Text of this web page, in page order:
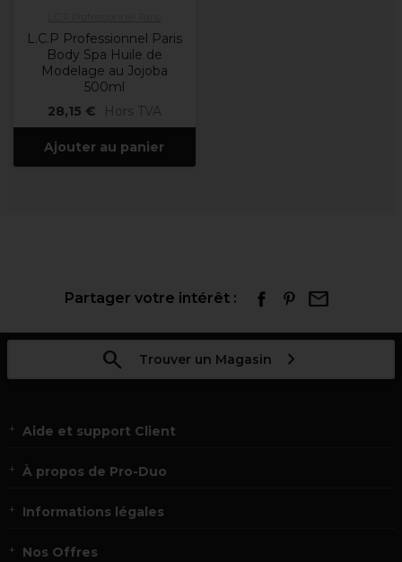
L.C.P Professionnel Paris
Body Spa Huile de
Modelage au Jojoba
500ml
28,15 €
Hors TVA
Ajouter au panier
Partager votre intérêt :
Trouver un Magasin
Aide et support Client
À propos de Pro-Duo
Informations légales
Nos Offres